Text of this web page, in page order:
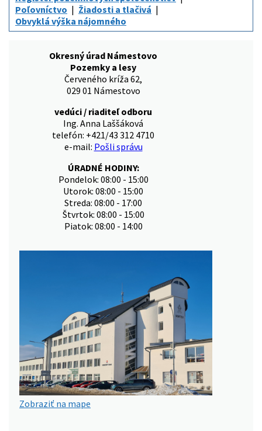
Poľovníctvo
Žiadosti a tlačivá
Obvyklá výška nájomného
Okresný úrad Námestovo
Pozemky a lesy
Červeného kríža 62,
029 01 Námestovo
vedúci / riaditeľ odboru
Ing. Anna Laššáková
telefón: +421/43 312 4710
e-mail: Pošli správu
ÚRADNÉ HODINY:
Pondelok: 08:00 - 15:00
Utorok: 08:00 - 15:00
Streda: 08:00 - 17:00
Štvrtok: 08:00 - 15:00
Piatok: 08:00 - 14:00
Zobraziť na mape